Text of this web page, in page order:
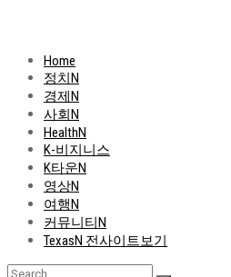
Home
정치N
경제N
사회N
HealthN
K-비지니스
K타운N
영상N
여행N
커뮤니티N
TexasN 전사이트보기